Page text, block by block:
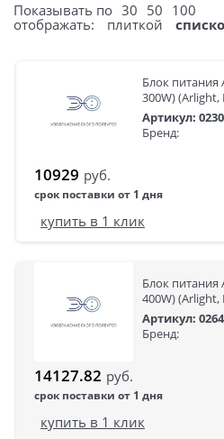
Показывать по 30 50 100
отображать:
плиткой
Блок питания
300W) (Arlight,
Артикул:
Бренд:
10929 руб.
срок поставки от 1 дня
купить в 1 клик
Блок питания
400W) (Arlight,
Артикул:
Бренд:
14127.82 руб.
срок поставки от 1 дня
купить в 1 клик